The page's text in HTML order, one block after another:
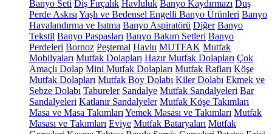
Banyo Seti Diş Fırçalık Havluluk Banyo Kaydırmazı Duş
Perde Askısı Yaşlı ve Bedensel Engelli Banyo Ürünleri Banyo
Havalandırma ve Isıtma Banyo Aspiratörü Diğer Banyo
Tekstil Banyo Paspasları Banyo Bakım Setleri Banyo
Perdeleri Bornoz Peştemal Havlu MUTFAK Mutfak
Mobilyaları Mutfak Dolapları Hazır Mutfak Dolapları Çok
Amaçlı Dolap Mini Mutfak Dolapları Mutfak Rafları Köşe
Mutfak Dolapları Mutfak Boy Dolabı Kiler Dolabı Ekmek ve
Sebze Dolabı Tabureler Sandalye Mutfak Sandalyeleri Bar
Sandalyeleri Katlanır Sandalyeler Mutfak Köşe Takımları
Masa ve Masa Takımları Yemek Masası ve Takımları Mutfak
Masası ve Takımları Eviye Mutfak Bataryaları Mutfak